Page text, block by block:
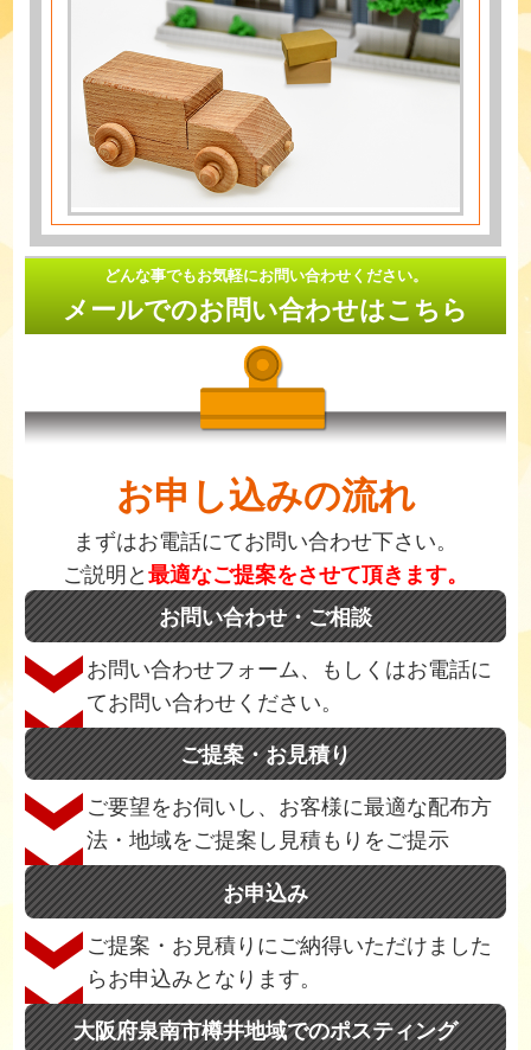
どんな事でもお気軽にお問い合わせください。
メールでのお問い合わせはこちら
お申し込みの流れ
まずはお電話にてお問い合わせ下さい。
ご説明と最適なご提案をさせて頂きます。
お問い合わせ・ご相談
お問い合わせフォーム、もしくはお電話に
てお問い合わせください。
ご提案・お見積り
ご要望をお伺いし、お客様に最適な配布方
法・地域をご提案し見積もりをご提示
お申込み
ご提案・お見積りにご納得いただけました
らお申込みとなります。
大阪府泉南市樽井地域でのポスティング